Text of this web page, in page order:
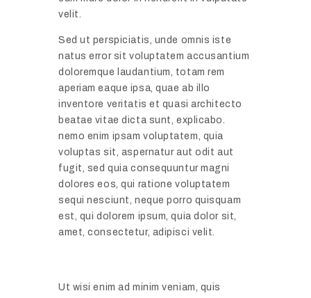
velit.
Sed ut perspiciatis, unde omnis iste
natus error sit voluptatem accusantium
doloremque laudantium, totam rem
aperiam eaque ipsa, quae ab illo
inventore veritatis et quasi architecto
beatae vitae dicta sunt, explicabo.
nemo enim ipsam voluptatem, quia
voluptas sit, aspernatur aut odit aut
fugit, sed quia consequuntur magni
dolores eos, qui ratione voluptatem
sequi nesciunt, neque porro quisquam
est, qui dolorem ipsum, quia dolor sit,
amet, consectetur, adipisci velit.
Ut wisi enim ad minim veniam, quis